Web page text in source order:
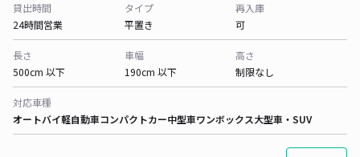
貸出時間
24時間営業
タイプ
平置き
再入庫
可
長さ
500cm 以下
車幅
190cm 以下
高さ
制限なし
対応車種
オートバイ軽自動車コンパクトカー中型車ワンボックス大型車・SUV